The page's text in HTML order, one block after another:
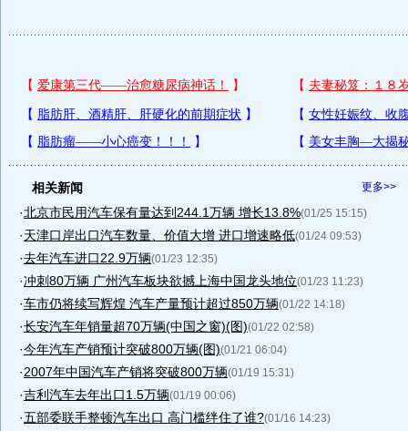
更多>>
相关新闻
·北京市民用汽车保有量达到244.1万辆 增长13.8%(01/25 15:15)
·天津口岸出口汽车数量、价值大增 进口增速略低(01/24 09:53)
·去年汽车进口22.9万辆(01/23 12:35)
·冲刺80万辆 广州汽车板块欲撼上海中国龙头地位(01/23 11:23)
·车市仍将续写辉煌 汽车产量预计超过850万辆(01/22 14:18)
·长安汽车年销量超70万辆(中国之窗)(图)(01/22 02:58)
·今年汽车产销预计突破800万辆(图)(01/21 06:04)
·2007年中国汽车产销将突破800万辆(01/19 15:31)
·吉利汽车去年出口1.5万辆(01/19 00:06)
·五部委联手整顿汽车出口 高门槛绊住了谁?(01/16 14:23)